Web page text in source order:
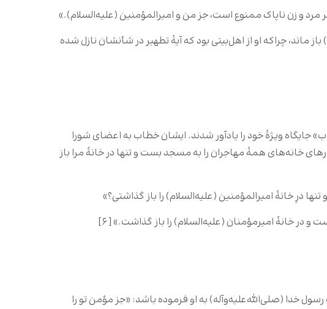
و زن ناپاک ممنوع است، جز من و امیرالمؤمنین (علیه‌السلام).»
چراکه او از اهل‌بیتی بود که آیۀ تطهیر در شأنشان نازل شده
جایگاه ویژهٔ خود را یادآور شدند. ایشان خطاب به اعضای شورا
خانه‌های همۀ مهاجران را به مسجد بست و تنها در خانۀ مرا باز
درِ خانۀ امیرالمؤمنین (علیه‌السلام) را باز گذاشتی؟»
در خانۀ امیرمؤمنان (علیه‌السلام) را باز گذاشت.» [۶]
خدا (صلی‌الله‌علیه‌وآله) به او فرموده باشد: «جز مؤمن تو را